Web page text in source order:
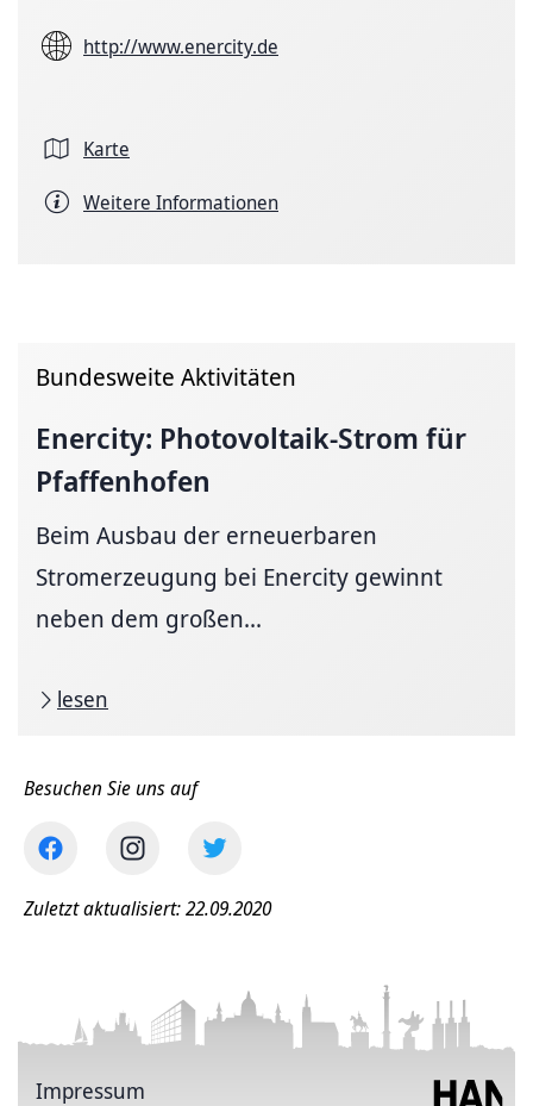
http://www.enercity.de
Karte
Weitere Informationen
Bundesweite Aktivitäten
Enercity: Photovoltaik-Strom für
Pfaffenhofen
Beim Ausbau der erneuerbaren
Stromerzeugung bei Enercity gewinnt
neben dem großen...
lesen
Besuchen Sie uns auf
Zuletzt aktualisiert: 22.09.2020
Impressum